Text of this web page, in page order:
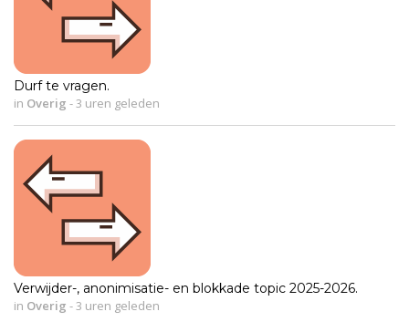
Durf te vragen.
in Overig -3 uren geleden
Verwijder-, anonimisatie- en blokkade topic 2025-2026.
in Overig -3 uren geleden